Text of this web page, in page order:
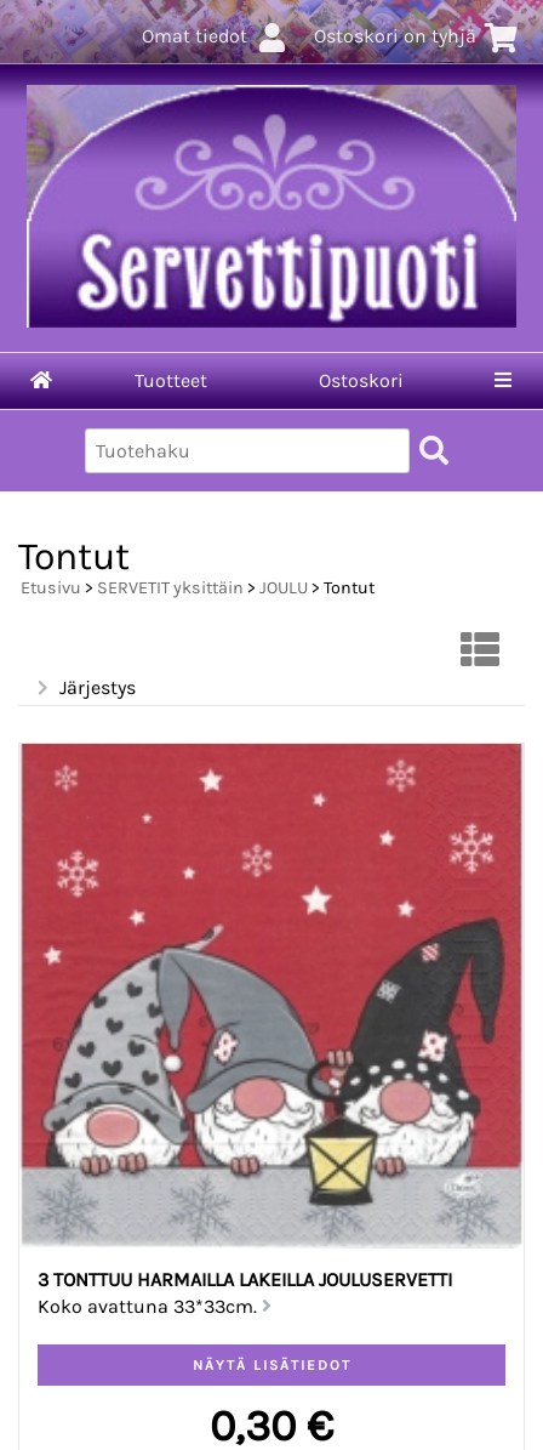
Omat tiedot Ostoskori on tyhjä
Tuotteet Ostoskori
Tontut
Etusivu > SERVETIT yksittäin > JOULU > Tontut
Järjestys
3 TONTTUU HARMAILLA LAKEILLA JOULUSERVETTI
Koko avattuna 33*33cm.
0,30 €